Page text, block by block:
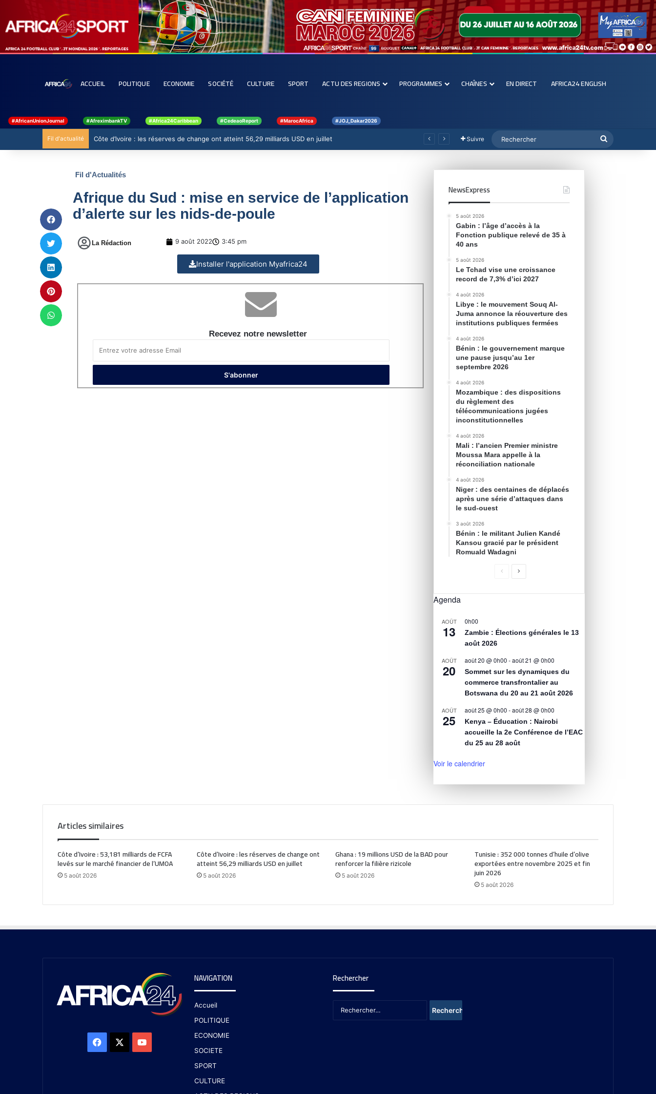
ACCUEIL POLITIQUE ECONOMIE SOCIÉTÉ CULTURE SPORT ACTU DES REGIONS PROGRAMMES CHAÎNES EN DIRECT AFRICA24 ENGLISH
#AfricanUnionJournal #AfreximbankTV #Africa24Caribbean #CedeaoReport #MarocAfrica #JOJ_Dakar2026
Fil d'actualité Côte d’Ivoire : les réserves de change ont atteint 56,29 milliards USD en juillet Suivre
Fil d'Actualités
Afrique du Sud : mise en service de l’application
d’alerte sur les nids-de-poule
La Rédaction 9 août 2022 3:45 pm
Installer l'application Myafrica24
Recevez notre newsletter
NewsExpress
5 août 2026
Gabin : l’âge d’accès à la
Fonction publique relevé de 35 à
40 ans
5 août 2026
Le Tchad vise une croissance
record de 7,3% d’ici 2027
4 août 2026
Libye : le mouvement Souq Al-
Juma annonce la réouverture des
institutions publiques fermées
4 août 2026
Bénin : le gouvernement marque
une pause jusqu’au 1er
septembre 2026
4 août 2026
Mozambique : des dispositions
du règlement des
télécommunications jugées
inconstitutionnelles
4 août 2026
Mali : l’ancien Premier ministre
Moussa Mara appelle à la
réconciliation nationale
4 août 2026
Niger : des centaines de déplacés
après une série d’attaques dans
le sud-ouest
3 août 2026
Bénin : le militant Julien Kandé
Kansou gracié par le président
Romuald Wadagni
Agenda
AOÛT
13
0h00
Zambie : Élections générales le 13
août 2026
AOÛT
20
août 20 @ 0h00 -août 21 @ 0h00
Sommet sur les dynamiques du
commerce transfrontalier au
Botswana du 20 au 21 août 2026
AOÛT
25
août 25 @ 0h00 -août 28 @ 0h00
Kenya – Éducation : Nairobi
accueille la 2e Conférence de l’EAC
du 25 au 28 août
Voir le calendrier
Articles similaires
Côte d’Ivoire : 53,181 milliards de FCFA
levés sur le marché financier de l’UMOA
5 août 2026
Côte d’Ivoire : les réserves de change ont
atteint 56,29 milliards USD en juillet
5 août 2026
Ghana : 19 millions USD de la BAD pour
renforcer la filière rizicole
5 août 2026
Tunisie : 352 000 tonnes d’huile d’olive
exportées entre novembre 2025 et fin
juin 2026
5 août 2026
NAVIGATION
Accueil
POLITIQUE
ECONOMIE
SOCIETE
SPORT
CULTURE
Rechercher